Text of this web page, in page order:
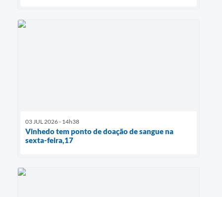
03 JUL 2026 - 14h38
Vinhedo tem ponto de doação de sangue na
sexta-feira,17